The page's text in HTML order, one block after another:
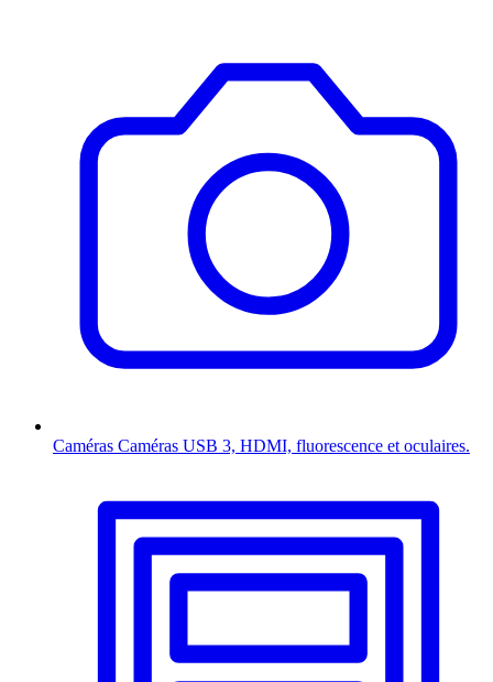
Caméras Caméras USB 3, HDMI, fluorescence et oculaires.